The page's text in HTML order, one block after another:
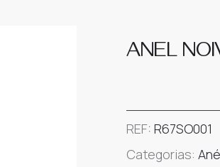
ANEL
REF: R67SO001
Categorias: